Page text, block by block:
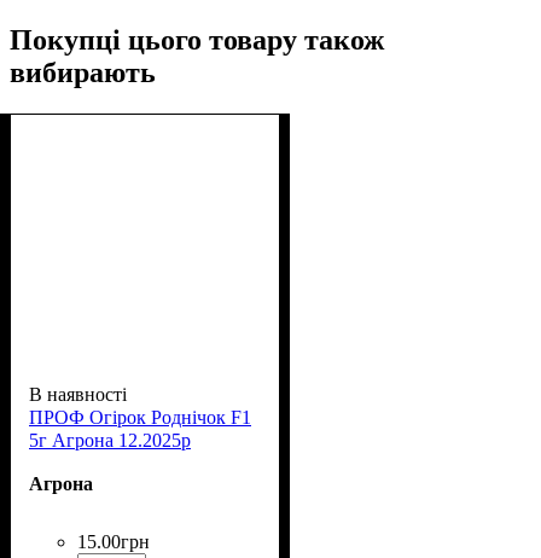
Покупці цього товару також
вибирають
В наявності
ПРОФ Огірок Роднічок F1
5г Агрона 12.2025р
Агрона
15.00грн